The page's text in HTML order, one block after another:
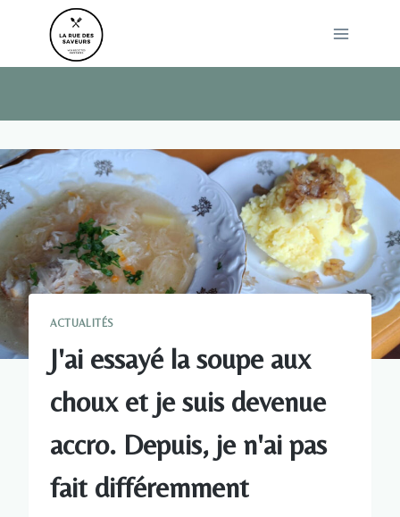
ACTUALITÉS
J'ai essayé la soupe aux
choux et je suis devenue
accro. Depuis, je n'ai pas
fait différemment